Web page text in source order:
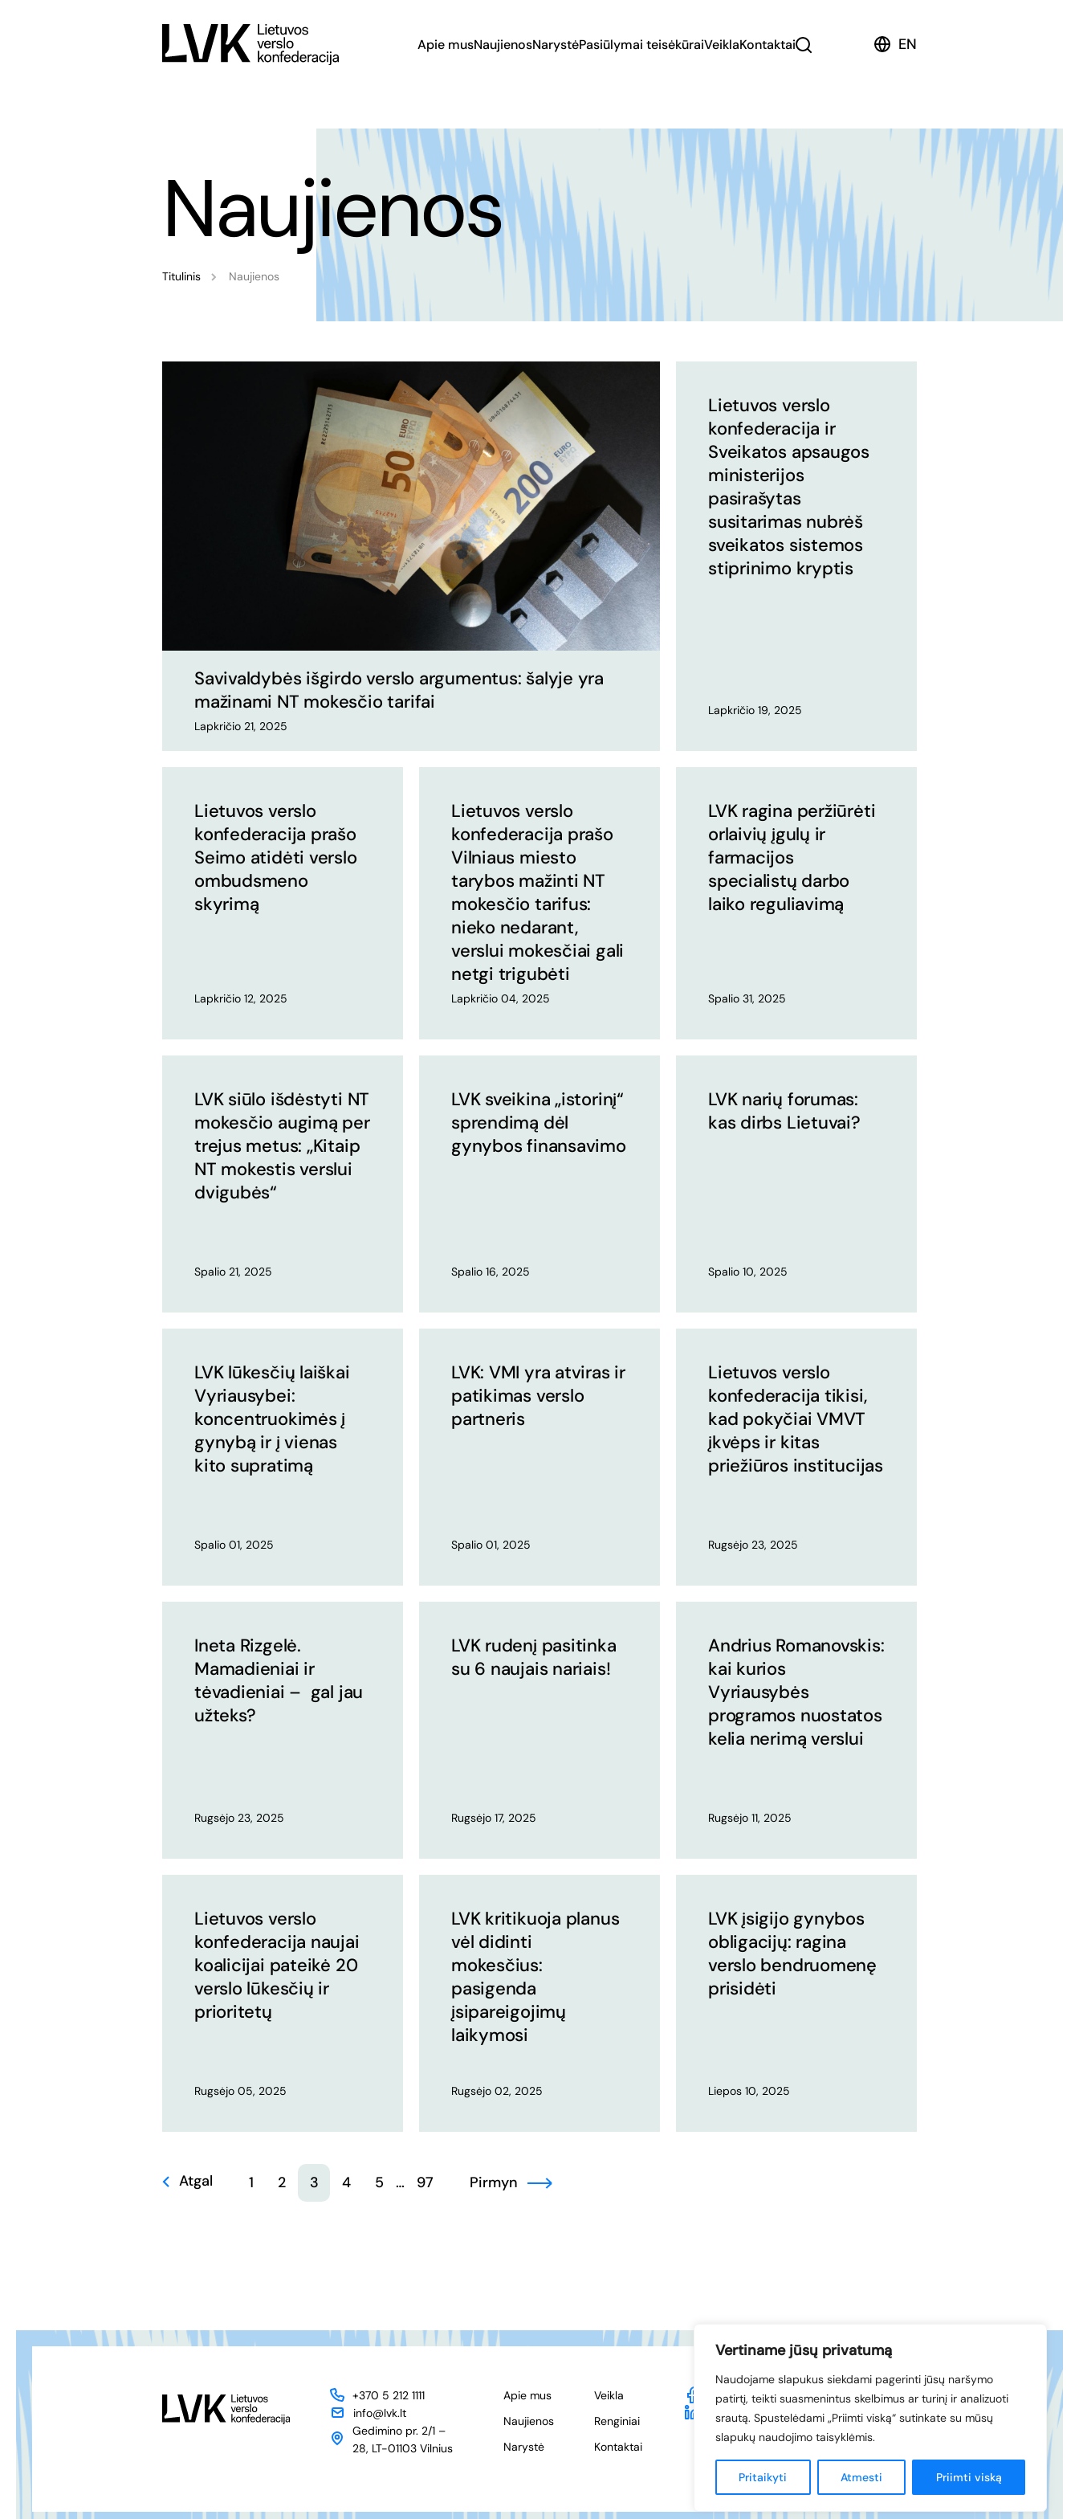
Vertiname jūsų privatumą
Naudojame slapukus siekdami pagerinti jūsų naršymo
patirtį, teikti suasmenintus skelbimus ar turinį ir analizuoti
srautą. Spustelėdami „Priimti viską“ sutinkate su mūsų
slapukų naudojimo taisyklėmis.
Pritaikyti Atmesti Priimti viską
Apie musNaujienosNarystėPasiūlymai teisėkūraiVeiklaKontaktai EN
Naujienos
Titulinis Naujienos
Savivaldybės išgirdo verslo argumentus: šalyje yra
mažinami NT mokesčio tarifai
Lapkričio 21, 2025
Lietuvos verslo
konfederacija ir
Sveikatos apsaugos
ministerijos
pasirašytas
susitarimas nubrėš
sveikatos sistemos
stiprinimo kryptis
Lapkričio 19, 2025
Lietuvos verslo
konfederacija prašo
Seimo atidėti verslo
ombudsmeno
skyrimą
Lapkričio 12, 2025
Lietuvos verslo
konfederacija prašo
Vilniaus miesto
tarybos mažinti NT
mokesčio tarifus:
nieko nedarant,
verslui mokesčiai gali
netgi trigubėti
Lapkričio 04, 2025
LVK ragina peržiūrėti
orlaivių įgulų ir
farmacijos
specialistų darbo
laiko reguliavimą
Spalio 31, 2025
LVK siūlo išdėstyti NT
mokesčio augimą per
trejus metus: „Kitaip
NT mokestis verslui
dvigubės“
Spalio 21, 2025
LVK sveikina „istorinį“
sprendimą dėl
gynybos finansavimo
Spalio 16, 2025
LVK narių forumas:
kas dirbs Lietuvai?
Spalio 10, 2025
LVK lūkesčių laiškai
Vyriausybei:
koncentruokimės į
gynybą ir į vienas
kito supratimą
Spalio 01, 2025
LVK: VMI yra atviras ir
patikimas verslo
partneris
Spalio 01, 2025
Lietuvos verslo
konfederacija tikisi,
kad pokyčiai VMVT
įkvėps ir kitas
priežiūros institucijas
Rugsėjo 23, 2025
Ineta Rizgelė.
Mamadieniai ir
tėvadieniai – gal jau
užteks?
Rugsėjo 23, 2025
LVK rudenį pasitinka
su 6 naujais nariais!
Rugsėjo 17, 2025
Andrius Romanovskis:
kai kurios
Vyriausybės
programos nuostatos
kelia nerimą verslui
Rugsėjo 11, 2025
Lietuvos verslo
konfederacija naujai
koalicijai pateikė 20
verslo lūkesčių ir
prioritetų
Rugsėjo 05, 2025
LVK kritikuoja planus
vėl didinti
mokesčius:
pasigenda
įsipareigojimų
laikymosi
Rugsėjo 02, 2025
LVK įsigijo gynybos
obligacijų: ragina
verslo bendruomenę
prisidėti
Liepos 10, 2025
Atgal 1 2 3 4 5 … 97 Pirmyn
+370 5 212 1111
info@lvk.lt
Gedimino pr. 2/1 –
28, LT-01103 Vilnius
Apie mus
Naujienos
Narystė
Veikla
Renginiai
Kontaktai
Facebook
LinkedIn
© 1994-2026 LVK